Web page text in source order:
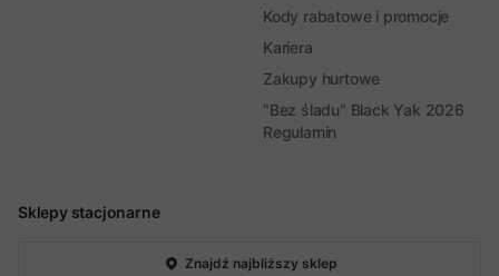
Sklepy stacjonarne
Znajdź najbliższy sklep
Kody rabatowe i promocje
Kariera
Zakupy hurtowe
"Bez śladu" Black Yak 2026
Regulamin